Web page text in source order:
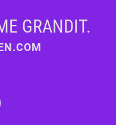
GRANDIT.